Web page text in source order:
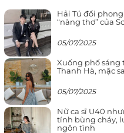
Hải Tú đổi
“nàng thơ” của
05/07/2025
Xuống phố sáng
Thanh Hà, mặc
05/07/2025
Nữ ca sĩ U40
tính bùng cháy,
ngôn tình